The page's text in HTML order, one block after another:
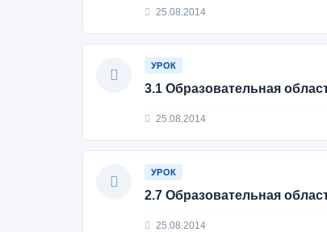
25.08.2014
УРОК
3.1 Образовательная
25.08.2014
УРОК
2.7 Образовательная
25.08.2014